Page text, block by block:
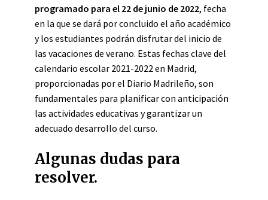
programado para el 22 de junio de 2022, fecha
en la que se dará por concluido el año académico
y los estudiantes podrán disfrutar del inicio de
las vacaciones de verano. Estas fechas clave del
calendario escolar 2021-2022 en Madrid,
proporcionadas por el Diario Madrileño, son
fundamentales para planificar con anticipación
las actividades educativas y garantizar un
adecuado desarrollo del curso.
Algunas dudas para
resolver.